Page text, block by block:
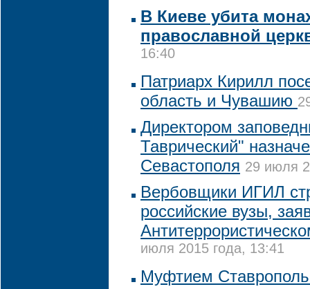
В Киеве убита
православной
16:40
Патриарх Кирилл
область и Чувашию
Директором
Таврический"
Севастополя 29 июля
Вербовщики ИГИЛ
российские вузы,
июля 2015 года, 13:41
Муфтием